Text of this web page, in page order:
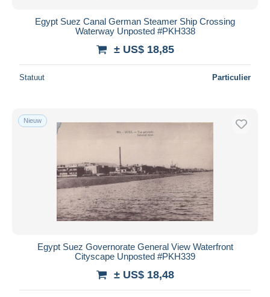
Egypt Suez Canal German Steamer Ship Crossing
Waterway Unposted #PKH338
± US$ 18,85
Statuut Particulier
Nieuw
Egypt Suez Governorate General View Waterfront
Cityscape Unposted #PKH339
± US$ 18,48